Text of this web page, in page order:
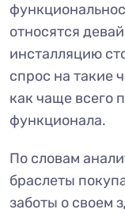
относятся
инсталляцию
спрос на такие
как чаще всего
функционала.
По словам
браслеты
заботы о своем